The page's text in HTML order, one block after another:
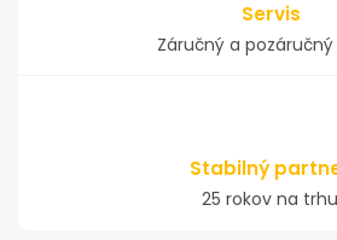
Servis
Záručný a pozáručný
Stabilný
25 rokov na trhu